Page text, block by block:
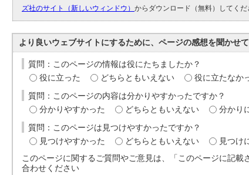
ズ社のサイト（新しいウィンドウ） からダウンロード（無料）してくだ
より良いウェブサイトにするために、ページの感想を聞かせて
質問：このページの情報は役にたちましたか？
役に立った
どちらともいえない 役に立たなか
質問：このページの内容は分かりやすかったですか？
分かりやすかった
どちらともいえない 分かり
質問：このページは見つけやすかったですか？
見つけやすかった
どちらともいえない
見つけ
このページに関するご質問やご意見は、「このページに記載
合わせください